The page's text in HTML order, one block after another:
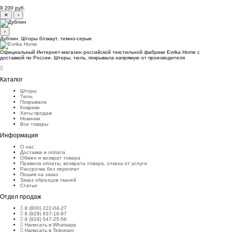
9 200 руб.
✕
‹
›
Дублин. Шторы блэкаут, темно-серые
Официальный Интернет-магазин российской текстильной фабрики Evrika Home c
доставкой по России. Шторы, тюль, покрывала напрямую от производителя
Каталог
Шторы
Тюль
Покрывала
Коврики
Хиты продаж
Новинки
Все товары
Информация
О нас
Доставка и оплата
Обмен и возврат товара
Правила оплаты, возврата товара, отказа от услуги
Рассрочка без переплат
Пошив на заказ
Заказ образцов тканей
Статьи
Отдел продаж
8 (800) 222-04-27
8 (929) 937-16-97
8 (929) 547-25-56
Написать в Whatsapp
Написать в Telegram